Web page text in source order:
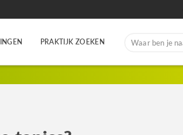
PRAKTIJK ZOEKEN
Search